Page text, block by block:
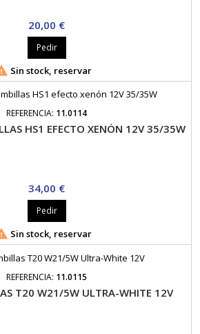
Precio
20,00 €
Pedir
Sin stock, reservar
REFERENCIA: 11.0114
HS1 EFECTO XENÓN 12V 35/35W
Precio
34,00 €
Pedir
Sin stock, reservar
REFERENCIA: 11.0115
T20 W21/5W ULTRA-WHITE 12V